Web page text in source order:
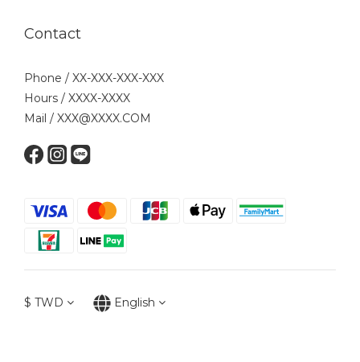
Contact
Phone / XX-XXX-XXX-XXX
Hours / XXXX-XXXX
Mail / XXX@XXXX.COM
$ TWD English